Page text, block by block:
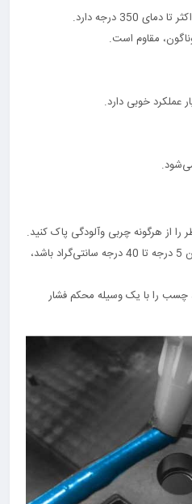
350 درجه دارد.
مقاوم است.
عملکرد خوبی دارد.
را از هرگونه چربی وآلودگی پاک کنید.
اگر دمای محیط هنگام اجرا بین 5 درجه تا 40 درجه سانتی‌گراد باشد،
، چسب را با یک وسیله محکم فشار